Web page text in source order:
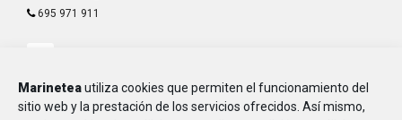
Marineteautiliza cookies que permiten el funcionamiento del
sitio web y la prestación de los servicios ofrecidos. Así mismo,
695 971 911